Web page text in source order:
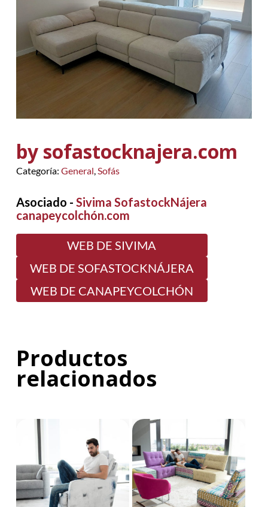
by sofastocknajera.com
Categoría: General Sofás
Asociado - Sivima SofastockNájera
canapeycolchón.com
WEB DE SIVIMA
WEB DE SOFASTOCKNÁJERA
WEB DE CANAPEYCOLCHÓN
Productos
relacionados